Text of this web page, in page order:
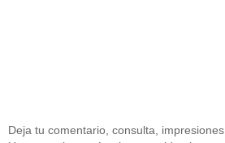
Deja tu comentario, consulta, impresiones.